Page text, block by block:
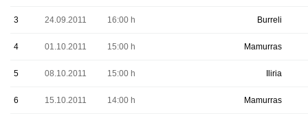
3 24.09.2011 16:00 h Burreli
4 01.10.2011 15:00 h Mamurras
5 08.10.2011 15:00 h Iliria
6 15.10.2011 14:00 h Mamurras